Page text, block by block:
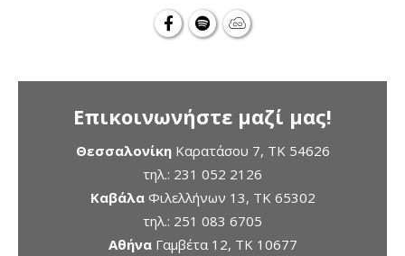
Επικοινωνήστε μαζί μας!
ΘεσσαλονίκηΚαρατάσου 7, TK 54626
τηλ.: 231 052 2126
ΚαβάλαΦιλελλήνων 13, ΤΚ 65302
τηλ.: 251 083 6705
ΑθήναΓαμβέτα 12, ΤΚ 10677